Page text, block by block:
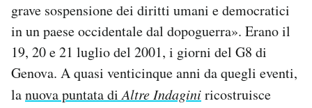
CALENDARIO
Area Personale
grave sospensione dei diritti umani e democratici
in un paese occidentale dal dopoguerra». Erano il
19, 20 e 21 luglio del 2001, i giorni del G8 di
Genova. A quasi venticinque anni da quegli eventi,
lanuova puntata diAltre Indaginiricostruisce